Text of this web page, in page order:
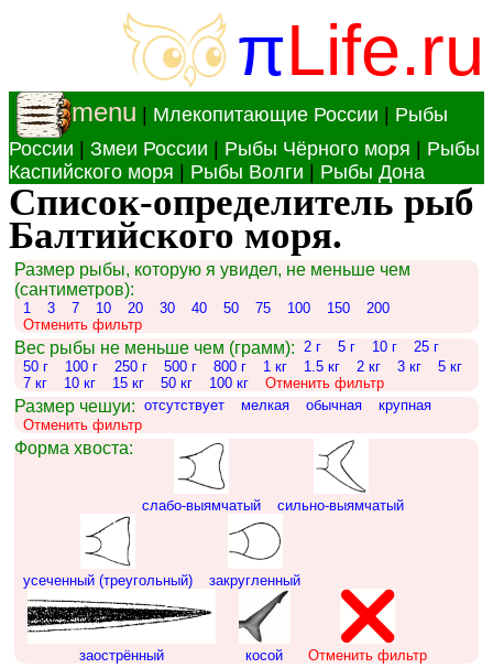
πLife.ru
menu Млекопитающие России
Рыбы
России
Змеи России Рыбы Чёрного моря
Рыбы
Каспийского моря
Рыбы Волги Рыбы Дона
Список-определитель рыб
Балтийского моря.
Размер рыбы, которую я увидел, не меньше чем
(сантиметров):
1 3 7 10 20 30 40 50 75 100 150
200
Отменить фильтр
Вес рыбы не меньше чем (грамм): 2 г 5 г 10 г
25 г
50 г
100 г 250 г 500 г 800 г 1 кг 1.5 кг 2 кг 3 кг
5 кг
7 кг
10 кг 15 кг 50 кг 100 кг Отменить фильтр
Размер чешуи: отсутствует мелкая обычная
крупная
Отменить фильтр
Форма хвоста:
слабо-выямчатый сильно-выямчатый
усеченный (треугольный) закругленный
заострённый косой Отменить фильтр